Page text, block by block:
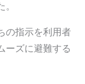
の指示を利用者
ーズに避難する